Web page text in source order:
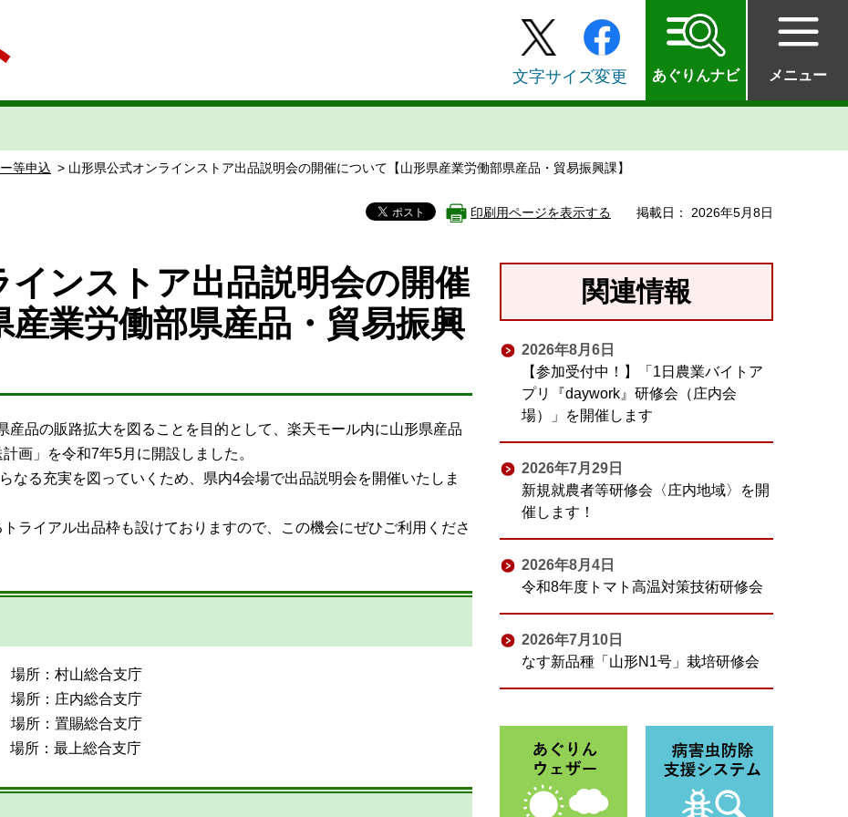
文字サイズ変更 あぐりんナビ メニュー
等申込 > 山形県公式オンラインストア出品説明会の開催について【山形県産業労働部県産品・貿易振興課】
印刷用ページを表示する 掲載日： 2026年5月8日
インストア出品説明会の開催
産業労働部県産品・貿易振興
品の販路拡大を図ることを目的として、楽天モール内に山形県産品
画」を令和7年5月に開設しました。
なる充実を図っていくため、県内4会場で出品説明会を開催いたしま
ライアル出品枠も設けておりますので、この機会にぜひご利用くださ
場所：村山総合支庁
場所：庄内総合支庁
場所：置賜総合支庁
場所：最上総合支庁
関連情報
2026年8月6日
【参加受付中！】「1日農業バイトア
プリ『daywork』研修会（庄内会
場）」を開催します
2026年7月29日
新規就農者等研修会〈庄内地域〉を開
催します！
2026年8月4日
令和8年度トマト高温対策技術研修会
2026年7月10日
なす新品種「山形N1号」栽培研修会